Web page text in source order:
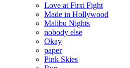
Love at First Fight
Made in Hollywood
Malibu Nights
nobody else
Okay
paper
Pink Skies